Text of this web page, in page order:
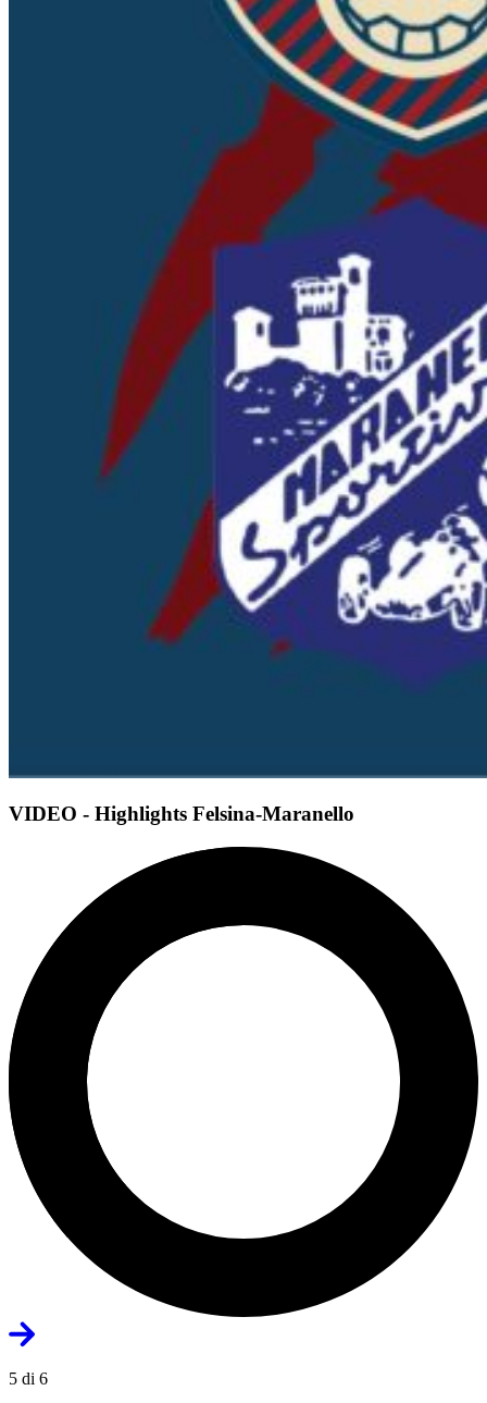
VIDEO - Highlights Felsina-Maranello
5 di 6